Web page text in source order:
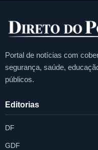
Portal de notícias com
segurança, saúde,
públicos.
Editorias
DF
GDF